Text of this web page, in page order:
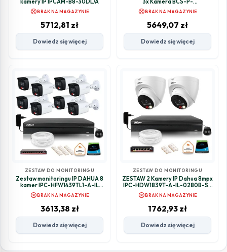
kamery IP IPCAM-B8-30DL/A
cancelBRAK NA MAGAZYNIE
5712,81 zł
Dowiedz się więcej
3x Kamera BCS-P-
TIP28FWR3L2-Ai2-G
Rejestrator z dyskiem 1TB
cancelBRAK NA MAGAZYNIE
5649,07 zł
Dowiedz się więcej
ZESTAW DO MONITORINGU
Zestaw monitoringu IP DAHUA 8
kamer IPC-HFW1439TL1-A-IL
4Mpx
cancelBRAK NA MAGAZYNIE
3613,38 zł
Dowiedz się więcej
ZESTAW DO MONITORINGU
ZESTAW 2 Kamery IP Dahua 8mpx
IPC-HDW1839T-A-IL-0280B-S6
+ DYSK 1TB
cancelBRAK NA MAGAZYNIE
1762,93 zł
Dowiedz się więcej